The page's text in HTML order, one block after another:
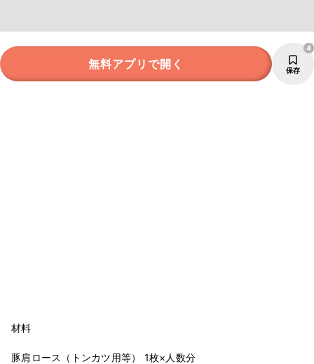
無料アプリで開く 保存
4
材料
豚肩ロース（トンカツ用等） 1枚×人数分